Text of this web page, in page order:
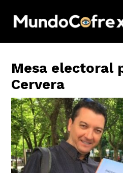
Mesa electoral
Cervera